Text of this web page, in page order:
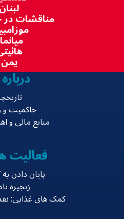
لبنان
مناقشات در
یمن
حاکمیت و
منابع مالی و
فعالیت
پایان دادن
زنجیره
کمک های غذایی: